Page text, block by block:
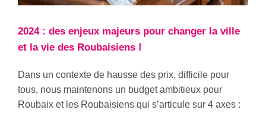
2024 : des enjeux majeurs pour changer la ville
et la vie des Roubaisiens !
Dans un contexte de hausse des prix, difficile pour
tous, nous maintenons un budget ambitieux pour
Roubaix et les Roubaisiens qui s’articule sur 4 axes :